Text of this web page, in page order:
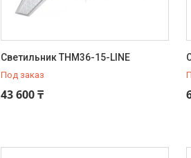
Светильник THM36-15-LINE
Под заказ
43 600 ₸